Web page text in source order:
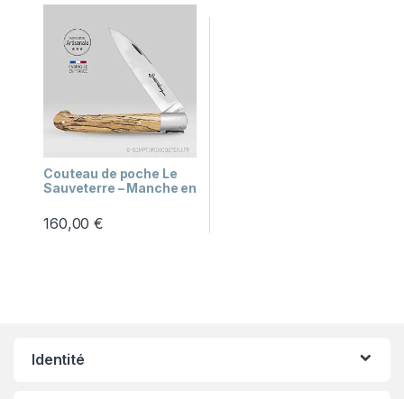
Couteau de poche Le
Sauveterre – Manche en
160,00€
Identité
Besoin d'aide ?